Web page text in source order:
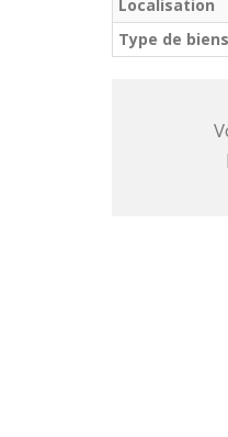
Localisation
Type de biens